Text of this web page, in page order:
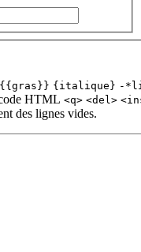
{{gras}} {italique} -
HTML <q> <del>
des lignes vides.